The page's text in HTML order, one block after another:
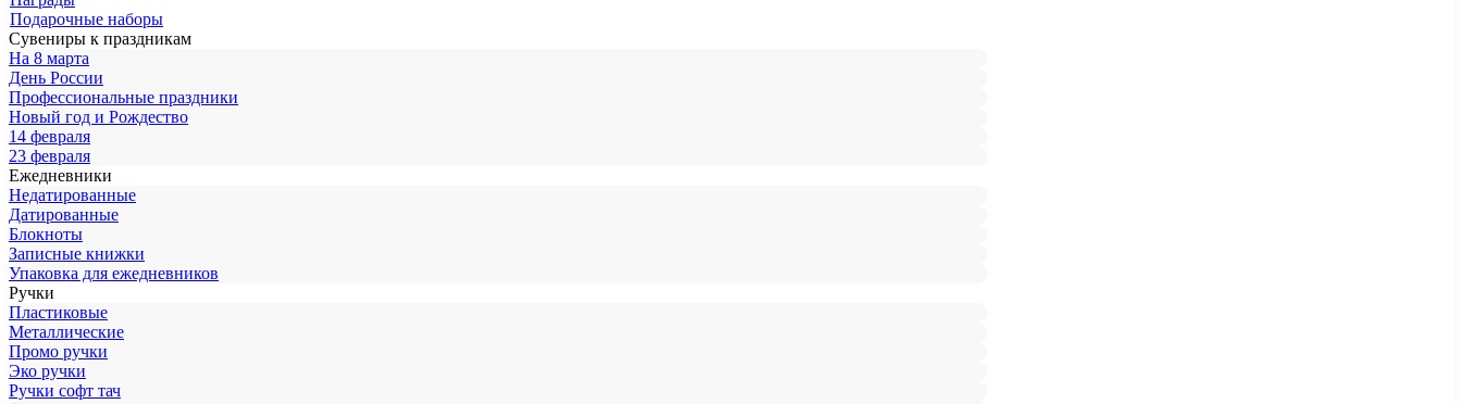
Подарочные наборы
Сувениры к праздникам
На 8 марта
День России
Профессиональные праздники
Новый год и Рождество
14 февраля
23 февраля
Ежедневники
Недатированные
Датированные
Блокноты
Записные книжки
Упаковка для ежедневников
Ручки
Пластиковые
Металлические
Промо ручки
Эко ручки
Ручки софт тач